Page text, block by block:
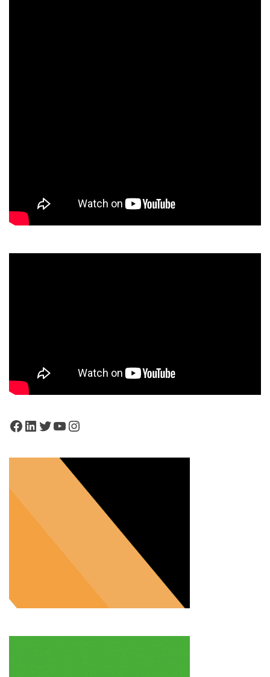
Facebook
LinkedIn
Twitter
YouTube
Instagram